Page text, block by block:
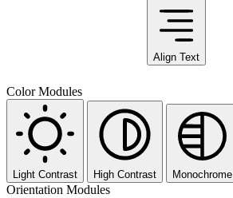
Align Text
Color Modules
Light Contrast High Contrast Monochrome
Orientation Modules